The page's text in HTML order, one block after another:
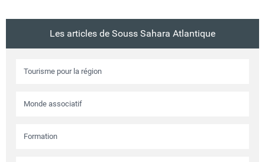
Les articles de Souss Sahara Atlantique
Tourisme pour la région
Monde associatif
Formation